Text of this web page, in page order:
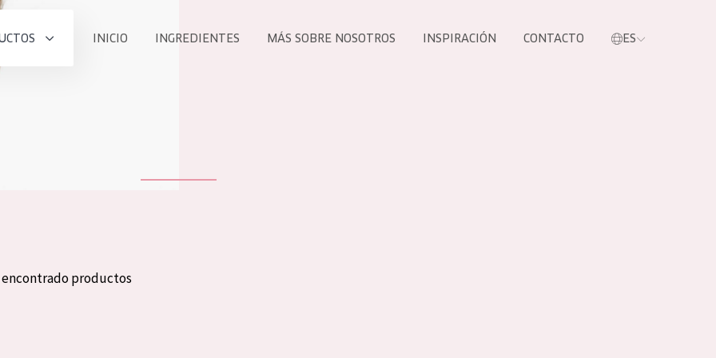
INICIO INGREDIENTES MÁS SOBRE NOSOTROS INSPIRACIÓN CONTACTO ES
encontrado productos